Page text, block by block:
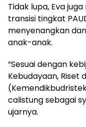
Tidak lupa, Eva
transisi tingkat
menyenangkan
anak-anak.
“Sesuai dengan
Kebudayaan, Riset
calistung sebagai
ujarnya.